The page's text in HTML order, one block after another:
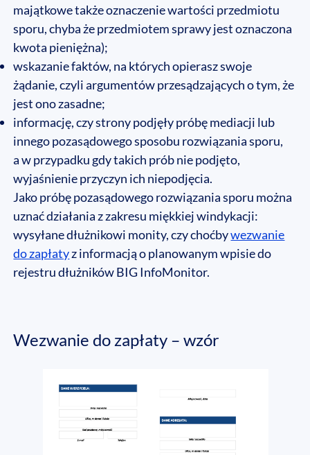
majątkowe także oznaczenie wartości przedmiotu
sporu, chyba że przedmiotem sprawy jest oznaczona
kwota pieniężna);
wskazanie faktów, na których opierasz swoje
żądanie, czyli argumentów przesądzających o tym, że
jest ono zasadne;
informację, czy strony podjęły próbę mediacji lub
innego pozasądowego sposobu rozwiązania sporu,
a w przypadku gdy takich prób nie podjęto,
wyjaśnienie przyczyn ich niepodjęcia.
Jako próbę pozasądowego rozwiązania sporu można
uznać działania z zakresu miękkiej windykacji:
wysyłane dłużnikowi monity, czy choćbywezwanie
do zapłatyz informacją o planowanym wpisie do
rejestru dłużników BIG InfoMonitor.
Wezwanie do zapłaty – wzór